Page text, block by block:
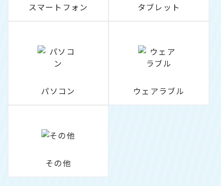
スマートフォン タブレット
パソコン ウェアラブル
その他